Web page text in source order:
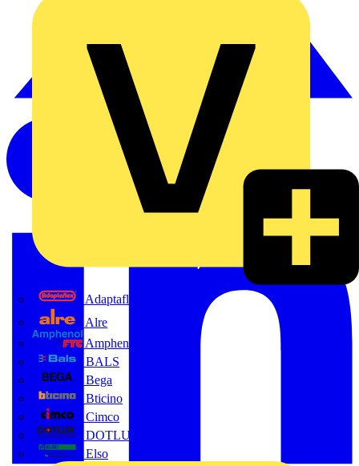
Adaptaflex
Alre
Amphenol FTG
BALS
Bega
Bticino
Cimco
DOTLUX GmbH
Elso